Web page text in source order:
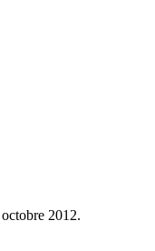
2012.